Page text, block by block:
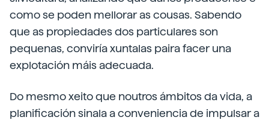
como se poden mellorar as cousas. Sabendo
que as propiedades dos particulares son
pequenas, conviría xuntalas paira facer una
explotación máis adecuada.
Do mesmo xeito que noutros ámbitos da vida, a
planificación sinala a conveniencia de impulsar a